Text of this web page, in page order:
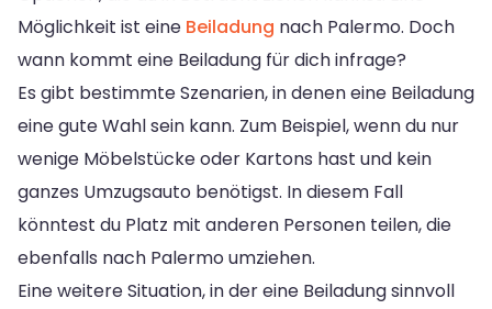
Möglichkeit ist eine Beiladung nach Palermo. Doch
wann kommt eine Beiladung für dich infrage?
Es gibt bestimmte Szenarien, in denen eine Beiladung
eine gute Wahl sein kann. Zum Beispiel, wenn du nur
wenige Möbelstücke oder Kartons hast und kein
ganzes Umzugsauto benötigst. In diesem Fall
könntest du Platz mit anderen Personen teilen, die
ebenfalls nach Palermo umziehen.
Eine weitere Situation, in der eine Beiladung sinnvoll